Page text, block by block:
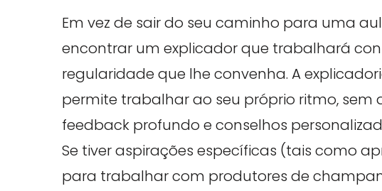
Em vez de sair do seu caminho para uma
encontrar um explicador que trabalhará
regularidade que lhe convenha. A
permite trabalhar ao seu próprio ritmo, sem
feedback profundo e conselhos
Se tiver aspirações específicas (tais como
para trabalhar com produtores de